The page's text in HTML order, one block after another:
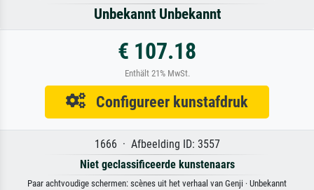
Unbekannt Unbekannt
€ 107.18
Enthält 21% MwSt.
Configureer kunstafdruk
1666 · Afbeelding ID: 3557
Niet geclassificeerde kunstenaars
Paar achtvoudige schermen: scènes uit het verhaal van Genji · Unbekannt